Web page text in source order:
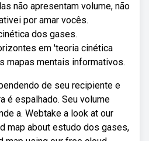
não apresentam volume, não
por amar vocês.
dos gases.
em 'teoria cinética
mapas mentais informativos.
de seu recipiente e
é espalhado. Seu volume
a. Webtake a look at our
map about estudo dos gases,